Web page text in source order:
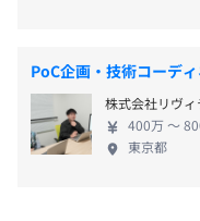
す。
社内連絡用としては
無期雇用
PoC企画・技術コーデ
株式会社リヴィ
400万 〜
東京都